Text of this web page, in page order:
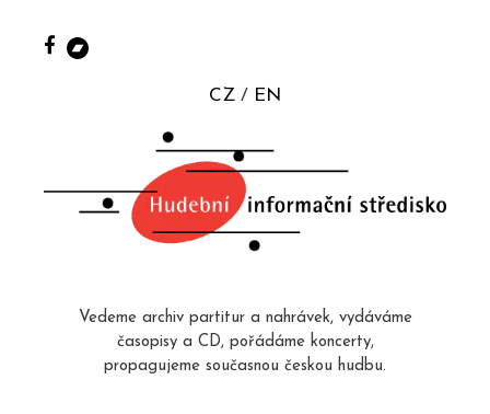
CZ EN
Vedeme archiv partitur a nahrávek, vydáváme
časopisy a CD, pořádáme koncerty,
propagujeme současnou českou hudbu.